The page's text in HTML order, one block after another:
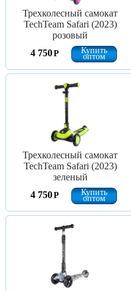
Трехколесный самокат
TechTeam Safari (2023)
розовый
4 750Р Купить
оптом
Трехколесный самокат
TechTeam Safari (2023)
зеленый
4 750Р Купить
оптом